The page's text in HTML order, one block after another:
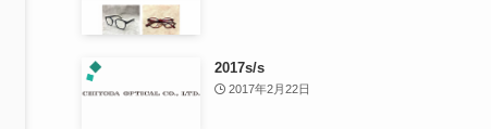
2017s/s
2017年2月22日